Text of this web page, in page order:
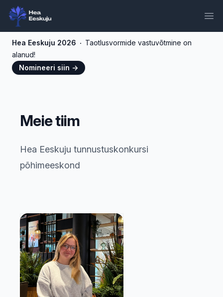
Hea Eeskuju 2026
Taotlusvormide vastuvõtmine on
alanud!
Nomineeri siin →
Meie tiim
Hea Eeskuju tunnustuskonkursi
põhimeeskond